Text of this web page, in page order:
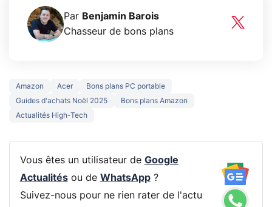
Par Benjamin Barois
Chasseur de bons plans
Amazon Acer
Bons plans PC portable
Guides d'achats Noël 2025
Bons plans Amazon
Actualités High-Tech
Vous êtes un utilisateur de Google
Actualitésou de WhatsApp?
Suivez-nous pour ne rien rater de l'actu